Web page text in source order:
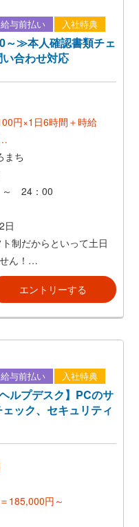
給与前払い 入社特典
≫本人確認書類チェ
合わせ対応
円×1日6時間＋時給
通費＝196,350円～
まち
～ 24：00
日
ト制だからといって土日
ん！
オススメの働き方！
エントリーする
給与前払い 入社特典
ルプデスク】PCのサ
ック、セキュリティ
185,000円～